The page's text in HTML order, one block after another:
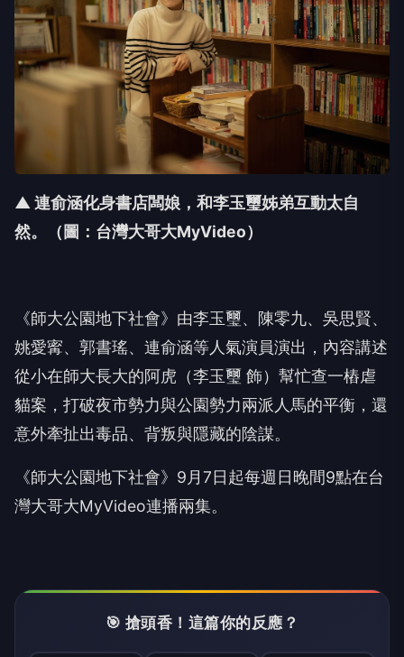
▲ 連俞涵化身書店闆娘，和李玉璽姊弟互動太自
然。（圖：台灣大哥大MyVideo）
《師大公園地下社會》由李玉璽、陳零九、 吳思賢、
姚愛寗、郭書瑤、連俞涵等人氣演員演出， 內容講述
從小在師大長大的阿虎（李玉璽 飾）幫忙查一樁虐
貓案，打破夜市勢力與公園勢力兩派人馬的平衡， 還
意外牽扯出毒品、背叛與隱藏的陰謀。
《師大公園地下社會》 9月7日起每週日晚間9點在台
灣大哥大MyVideo連播兩集。
🎯 搶頭香！這篇你的反應？